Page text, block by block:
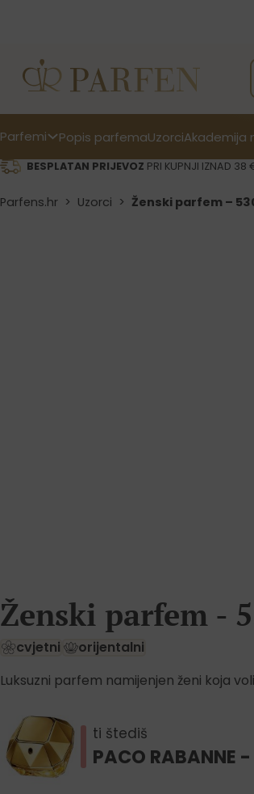
Parfemi Popis parfemaUzorciAkademija
BESPLATAN PRIJEVOZ PRI KUPNJI IZNAD 38
Parfens.hr > Uzorci > Ženski parfem –
Ženski parfem -
cvjetni
orijentalni
Luksuzni parfem namijenjen ženi koja
ti štediš
PACO RABANNE